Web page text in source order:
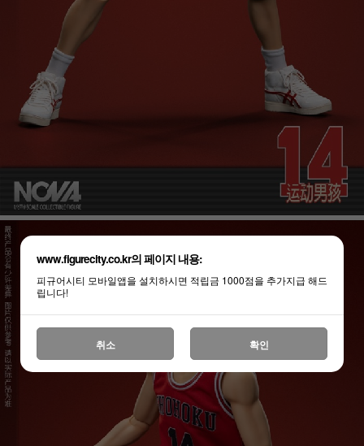
www.figurecity.co.kr의 페이지 내용:
피규어시티 모바일앱을 설치하시면 적립금 1000점을 추가지급 해드
립니다!
취소 확인